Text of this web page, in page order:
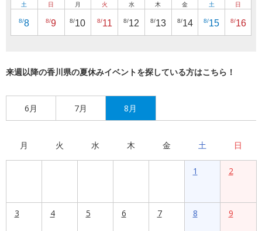
土
8/8
日
8/9
月
8/10
火
8/11
水
8/12
木
8/13
金
8/14
土
8/15
日
8/16
来週以降の香川県の夏休みイベントを探している方はこちら！
6月 7月 8月
月 火 水 木 金 土 日
1 2
3 4 5 6 7 8 9